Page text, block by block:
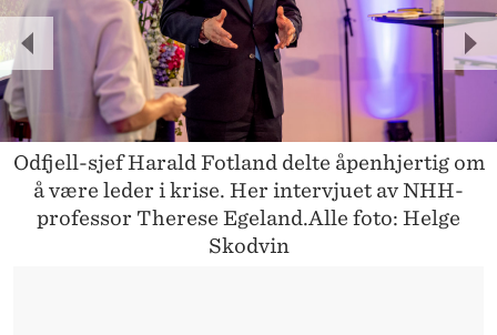
P
R
E
V
O
Odfjell-sjef Harald Fotland delte åpenhjertig om
å være leder i krise. Her intervjuet av NHH-
professor Therese Egeland.Alle foto: Helge
Skodvin
N
E
T